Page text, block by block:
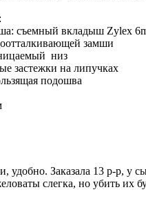
съемный вкладыш Zylex
замши
низ
застежки на липучках
подошва
Заказала 13 р-р, у
слегка, но убить их